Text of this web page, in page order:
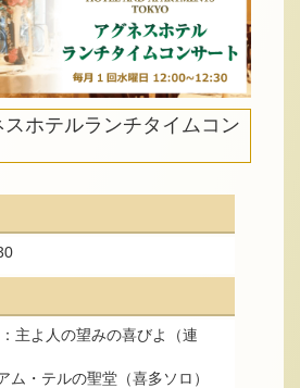
ホテルランチタイムコン
主よ人の望みの喜びよ（連
ム・テルの聖堂（喜多ソロ）